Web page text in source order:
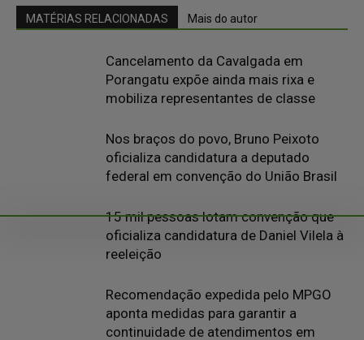
MATÉRIAS RELACIONADAS Mais do autor
Cancelamento da Cavalgada em
Porangatu expõe ainda mais rixa e
mobiliza representantes de classe
Nos braços do povo, Bruno Peixoto
oficializa candidatura a deputado
federal em convenção do União Brasil
15 mil pessoas lotam convenção que
oficializa candidatura de Daniel Vilela à
reeleição
Recomendação expedida pelo MPGO
aponta medidas para garantir a
continuidade de atendimentos em